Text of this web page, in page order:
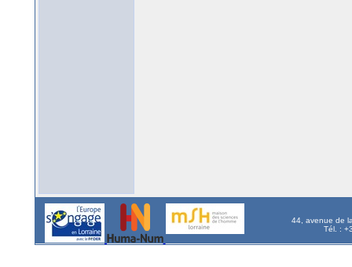
44, avenue de
Tél. :